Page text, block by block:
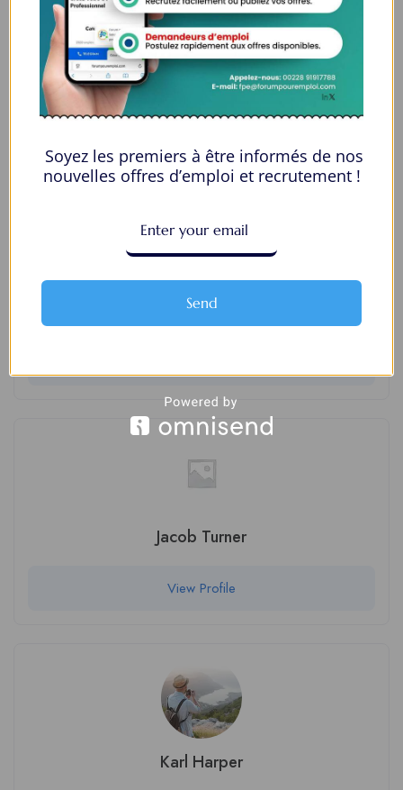
alexgilbert623
Ali Afghahi
Jacob Turner
View Profile
Karl Harper
Soyez les premiers à être informés de nos
nouvelles offres d’emploi et recrutement !
Send